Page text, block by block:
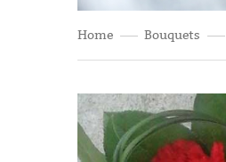
Home Bouquets